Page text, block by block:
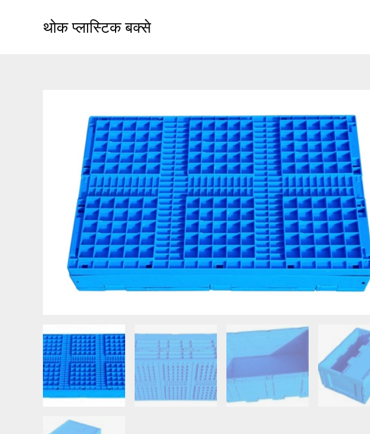
थोक प्लास्टिक बक्से